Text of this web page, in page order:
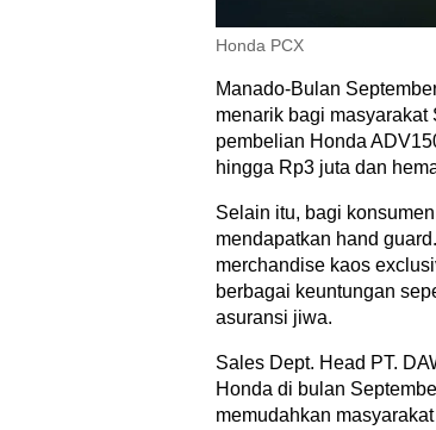
Honda PCX
Manado-Bulan
menarik bagi
pembelian Honda
hingga Rp3 juta dan
Selain itu, bagi
mendapatkan hand
merchandise kaos
berbagai keuntungan
asuransi jiwa.
Sales Dept. Head PT.
Honda di bulan
memudahkan